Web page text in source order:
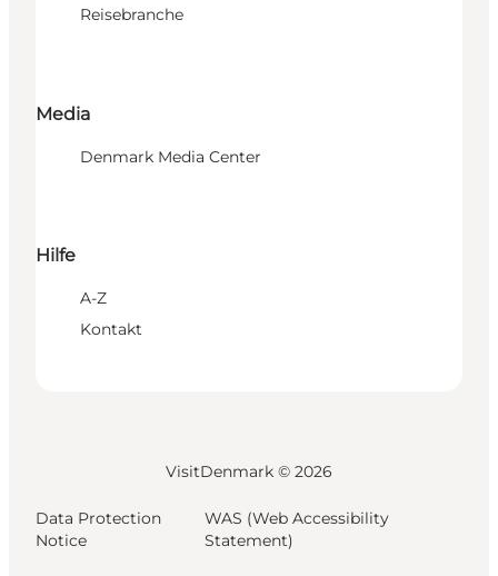
Reisebranche
Media
Denmark Media Center
Hilfe
A-Z
Kontakt
VisitDenmark © 2026
Data Protection
Notice
WAS (Web Accessibility
Statement)